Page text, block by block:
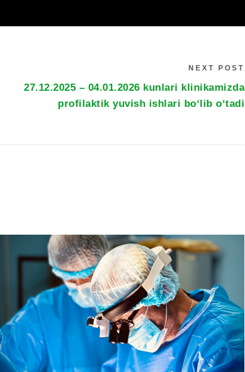
NEXT POST
27.12.2025 – 04.01.2026 kunlari klinikamizda
profilaktik yuvish ishlari bo‘lib o‘tadi